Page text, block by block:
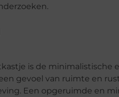
is de minimalistische
gevoel van ruimte en
Een opgeruimde en